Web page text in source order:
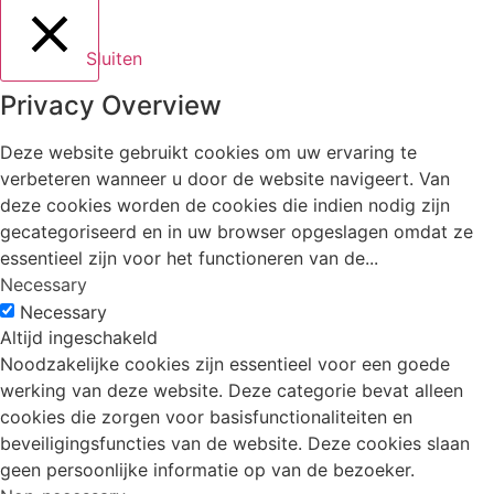
Sluiten
Privacy Overview
Deze website gebruikt cookies om uw ervaring te
verbeteren wanneer u door de website navigeert. Van
deze cookies worden de cookies die indien nodig zijn
gecategoriseerd en in uw browser opgeslagen omdat ze
essentieel zijn voor het functioneren van de...
Necessary
Necessary
Altijd ingeschakeld
Noodzakelijke cookies zijn essentieel voor een goede
werking van deze website. Deze categorie bevat alleen
cookies die zorgen voor basisfunctionaliteiten en
beveiligingsfuncties van de website. Deze cookies slaan
geen persoonlijke informatie op van de bezoeker.